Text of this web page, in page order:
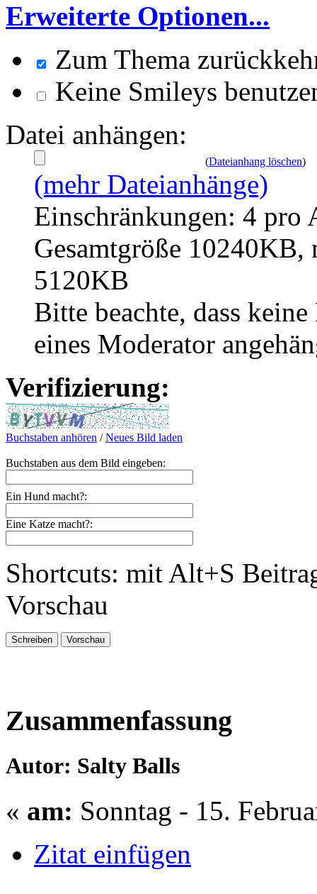
Erweiterte Optionen...
Zum Thema
Keine Smileys
Datei anhängen:
(Dateianhang löschen)
(mehr Dateianhänge)
Einschränkungen: 4 pro
Gesamtgröße
5120KB
Bitte beachte, dass
eines Moderator
Verifizierung:
Buchstaben anhören /Neues Bild laden
Buchstaben aus dem Bild eingeben:
Ein Hund macht?:
Eine Katze macht?:
Shortcuts: mit Alt+S
Vorschau
Zusammenfassung
Autor: Salty Balls
« am: Sonntag - 15.
Zitat einfügen